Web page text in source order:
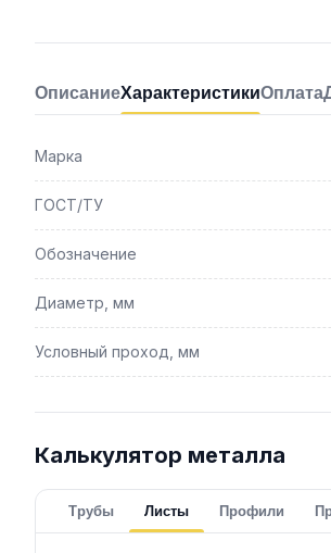
ОписаниеХарактеристикиОплата
Марка
ГОСТ/ТУ
Обозначение
Диаметр, мм
Условный проход, мм
Калькулятор металла
Трубы Листы Профили